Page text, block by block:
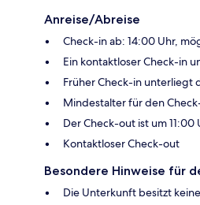
Anreise/Abreise
Check-in ab: 14:00 Uhr,
Ein kontaktloser Check-in
Früher Check-in unterliegt
Mindestalter für den
Der Check-out ist um 11:00
Kontaktloser Check-out
Besondere Hinweise für
Die Unterkunft besitzt